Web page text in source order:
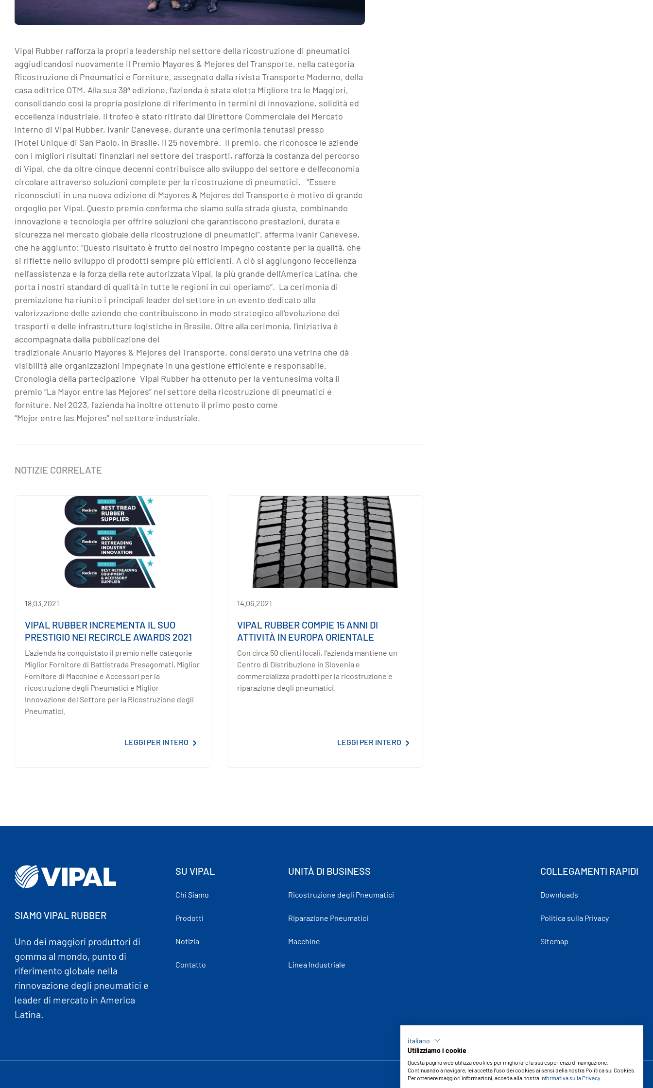
Vipal Rubber rafforza la propria leadership nel settore della ricostruzione di pneumatici
aggiudicandosi nuovamente il Premio Mayores & Mejores del Transporte, nella categoria
Ricostruzione di Pneumatici e Forniture, assegnato dalla rivista Transporte Moderno, della
casa editrice OTM. Alla sua 38ª edizione, l'azienda è stata eletta Migliore tra le Maggiori,
consolidando così la propria posizione di riferimento in termini di innovazione, solidità ed
eccellenza industriale. Il trofeo è stato ritirato dal Direttore Commerciale del Mercato
Interno di Vipal Rubber, Ivanir Canevese, durante una cerimonia tenutasi presso
l'Hotel Unique di San Paolo, in Brasile, il 25 novembre. Il premio, che riconosce le aziende
con i migliori risultati finanziari nel settore dei trasporti, rafforza la costanza del percorso
di Vipal, che da oltre cinque decenni contribuisce allo sviluppo del settore e dell'economia
circolare attraverso soluzioni complete per la ricostruzione di pneumatici. ​​​ “Essere
riconosciuti in una nuova edizione di Mayores & Mejores del Transporte è motivo di grande
orgoglio per Vipal. Questo premio conferma che siamo sulla strada giusta, combinando
innovazione e tecnologia per offrire soluzioni che garantiscono prestazioni, durata e
sicurezza nel mercato globale della ricostruzione di pneumatici”, afferma Ivanir Canevese,
che ha aggiunto: “Questo risultato è frutto del nostro impegno costante per la qualità, che
si riflette nello sviluppo di prodotti sempre più efficienti. A ciò si aggiungono l'eccellenza
nell'assistenza e la forza della rete autorizzata Vipal, la più grande dell'America Latina, che
porta i nostri standard di qualità in tutte le regioni in cui operiamo”. ​​​La cerimonia di
premiazione ha riunito i principali leader del settore in un evento dedicato alla
valorizzazione delle aziende che contribuiscono in modo strategico all'evoluzione dei
trasporti e delle infrastrutture logistiche in Brasile. Oltre alla cerimonia, l'iniziativa è
accompagnata dalla pubblicazione del
tradizionale Anuario Mayores & Mejores del Transporte, considerato una vetrina che dà
visibilità alle organizzazioni impegnate in una gestione efficiente e responsabile.
Cronologia della partecipazione Vipal Rubber ha ottenuto per la ventunesima volta il
premio “La Mayor entre las Mejores” nel settore della ricostruzione di pneumatici e
forniture. Nel 2023, l'azienda ha inoltre ottenuto il primo posto come
“Mejor entre las Mejores” nel settore industriale.
NOTIZIE CORRELATE
18.03.2021
VIPAL RUBBER INCREMENTA IL SUO
PRESTIGIO NEI RECIRCLE AWARDS 2021
L'azienda ha conquistato il premio nelle categorie
Miglior Fornitore di Battistrada Presagomati, Miglior
Fornitore di Macchine e Accessori per la
ricostruzione degli Pneumatici e Miglior
Innovazione del Settore per la Ricostruzione degli
Pneumatici.
LEGGI PER INTERO
14.06.2021
VIPAL RUBBER COMPIE 15 ANNI DI
ATTIVITÀ IN EUROPA ORIENTALE
Con circa 50 clienti locali, l'azienda mantiene un
Centro di Distribuzione in Slovenia e
commercializza prodotti per la ricostruzione e
riparazione degli pneumatici.
LEGGI PER INTERO
SIAMO VIPAL RUBBER
Uno dei maggiori produttori di
gomma al mondo, punto di
riferimento globale nella
rinnovazione degli pneumatici e
leader di mercato in America
Latina.
SU VIPAL
Chi Siamo
Prodotti
Notizia
Contatto
UNITÀ DI BUSINESS
Ricostruzione degli Pneumatici
Riparazione Pneumatici
Macchine
Linea Industriale
COLLEGAMENTI RAPIDI
Downloads
Politica sulla Privacy
Sitemap
italiano
Utilizziamo i cookie
Questa pagina web utilizza cookies per migliorare la sua esperienza di navigazione.
Continuando a navigare, lei accetta l’uso dei cookies ai sensi della nostra Politica sui Cookies.
Per ottenere maggiori informazioni, acceda alla nostra Informativa sulla Privacy